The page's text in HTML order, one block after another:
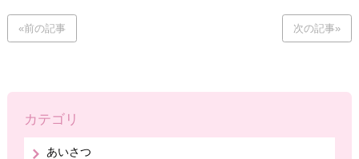
«前の記事 次の記事»
カテゴリ
あいさつ